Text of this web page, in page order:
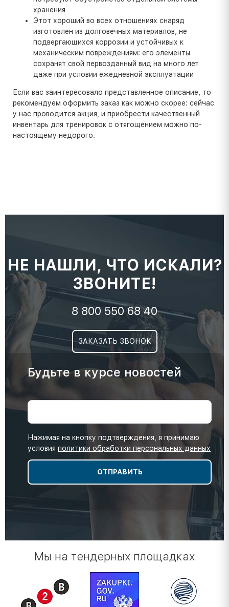
хранения
Этот хороший во всех отношениях снаряд
изготовлен из долговечных материалов, не
подвергающихся коррозии и устойчивых к
механическим повреждениям: его элементы
сохранят свой первозданный вид на много лет
даже при условии ежедневной эксплуатации
Если вас заинтересовало представленное описание, то
рекомендуем оформить заказ как можно скорее: сейчас
у нас проводится акция, и приобрести качественный
инвентарь для тренировок с отягощением можно по-
настоящему недорого.
НЕ НАШЛИ, ЧТО ИСКАЛИ?
ЗВОНИТЕ!
8 800 550 68 40
ЗАКАЗАТЬ ЗВОНОК
Будьте в курсе новостей
Нажимая на кнопку подтверждения, я принимаю
условия политики обработки персональных данных
Мы на тендерных площадках